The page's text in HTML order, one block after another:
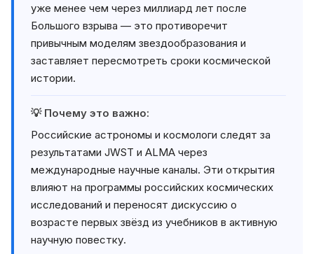
уже менее чем через миллиард лет после
Большого взрыва — это противоречит
привычным моделям звездообразования и
заставляет пересмотреть сроки космической
истории.
💡 Почему это важно:
Российские астрономы и космологи следят за
результатами JWST и ALMA через
международные научные каналы. Эти открытия
влияют на программы российских космических
исследований и переносят дискуссию о
возрасте первых звёзд из учебников в активную
научную повестку.